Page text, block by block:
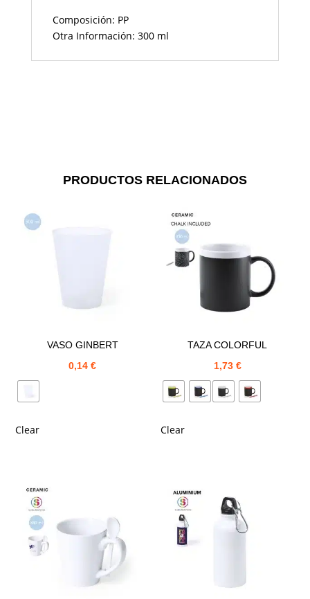
Composición: PP
Otra Información: 300 ml
PRODUCTOS RELACIONADOS
VASO GINBERT
0,14€
Clear
TAZA COLORFUL
1,73 €
Clear